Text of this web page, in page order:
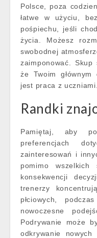
Polsce, poza
łatwe w użyciu,
pośpiechu, jeśli
życia. Możesz
swobodnej
zaimponować.
że Twoim głównym
jest praca z uczniami.
Randki
Pamiętaj, aby
preferencjach
zainteresowań i
pomimo
konsekwencji
trenerzy
płciowych,
nowoczesne
Podrywanie może
odkrywanie